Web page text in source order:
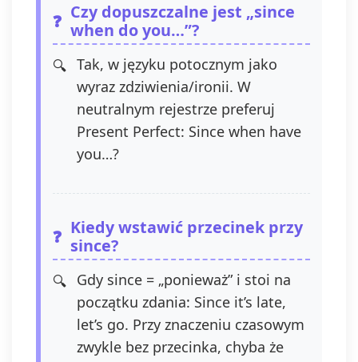
Czy dopuszczalne jest „since
when do you…”?
Tak, w języku potocznym jako
wyraz zdziwienia/ironii. W
neutralnym rejestrze preferuj
Present Perfect: Since when have
you…?
Kiedy wstawić przecinek przy
since?
Gdy since = „ponieważ” i stoi na
początku zdania: Since it’s late,
let’s go. Przy znaczeniu czasowym
zwykle bez przecinka, chyba że